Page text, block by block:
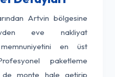
Artvin bölgesine
eve nakliyat
en üst
paketleme
de monte hale getirip